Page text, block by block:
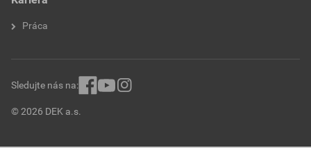
Práca
© 2026 DEK a.s.
Sledujte nás na: